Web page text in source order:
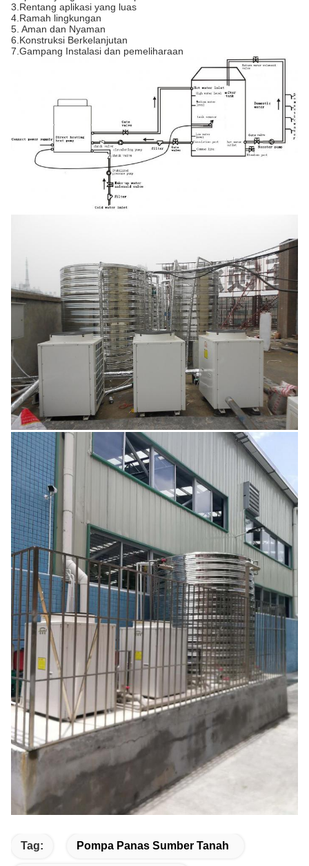
3.Rentang aplikasi yang luas
4.Ramah lingkungan
5. Aman dan Nyaman
6.Konstruksi Berkelanjutan
7.Gampang Instalasi dan pemeliharaan
Tag: Pompa Panas Sumber Tanah